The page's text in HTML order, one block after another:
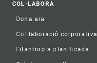
COL·LABORA
Dona ara
Col·laboració corporativa
Filantropia planificada